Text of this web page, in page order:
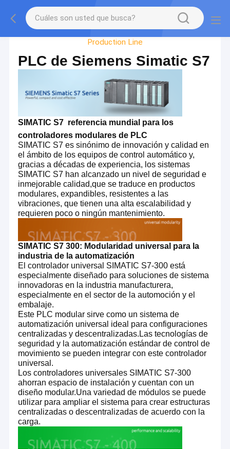
Factory Tour
Production Line
PLC de Siemens Simatic S7
SIMATIC S7  referencia mundial para los
controladores modulares de PLC
SIMATIC S7 es sinónimo de innovación y calidad en
el ámbito de los equipos de control automático y,
gracias a décadas de experiencia, los sistemas
SIMATIC S7 han alcanzado un nivel de seguridad e
inmejorable calidad,que se traduce en productos
modulares, expandibles, resistentes a las
vibraciones, que tienen una alta escalabilidad y
requieren poco o ningún mantenimiento.
SIMATIC S7 300: Modularidad universal para la
industria de la automatización
El controlador universal SIMATIC S7-300 está
especialmente diseñado para soluciones de sistema
innovadoras en la industria manufacturera,
especialmente en el sector de la automoción y el
embalaje.
Este PLC modular sirve como un sistema de
automatización universal ideal para configuraciones
centralizadas y descentralizadas.Las tecnologías de
seguridad y la automatización estándar de control de
movimiento se pueden integrar con este controlador
universal.
Los controladores universales SIMATIC S7-300
ahorran espacio de instalación y cuentan con un
diseño modular.Una variedad de módulos se puede
utilizar para ampliar el sistema para crear estructuras
centralizadas o descentralizadas de acuerdo con la
carga.